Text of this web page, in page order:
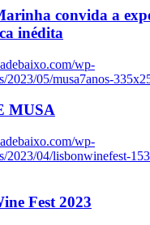
convida a
inédita
wp-
2023/05/musa7anos-
MUSA
wp-
2023/04/lisbonwinefest-
Fest 2023